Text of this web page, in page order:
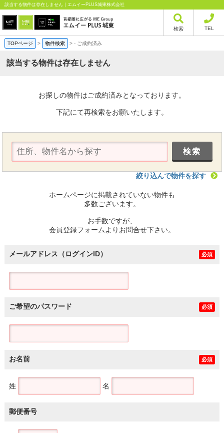
該当する物件は存在しません｜エムイーPLUS城東株式会社
検索 TEL
TOPページ > 物件検索 >- ご成約済み
該当する物件は存在しません
お探しの物件はご成約済みとなっております。
下記にて再検索をお願いたします。
絞り込んで物件を探す
ホームページに掲載されていない物件も
多数ございます。
お手数ですが、
会員登録フォームよりお問合せ下さい。
メールアドレス（ログインID） 必須
ご希望のパスワード 必須
お名前 必須
姓 名
郵便番号